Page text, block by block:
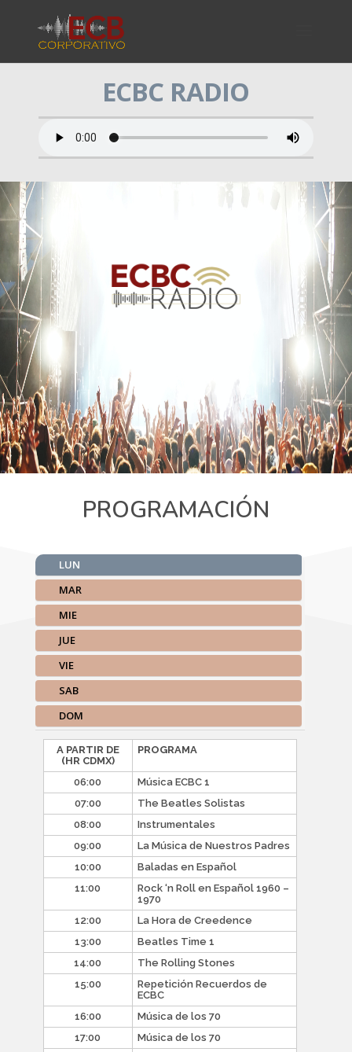
ECBC RADIO
PROGRAMACIÓN
LUN
MAR
MIE
JUE
VIE
SAB
DOM
A PARTIR DE
(HR CDMX)
PROGRAMA
06:00
Música ECBC 1
07:00
The Beatles Solistas
08:00
Instrumentales
09:00
La Música de Nuestros Padres
10:00
Baladas en Español
11:00
Rock ‘n Roll en Español 1960 –
1970
12:00
La Hora de Creedence
13:00
Beatles Time 1
14:00
The Rolling Stones
15:00
Repetición Recuerdos de
ECBC
16:00
Música de los 70
17:00
Música de los 70